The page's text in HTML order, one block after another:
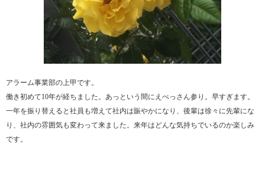
アラーム事業部の上甲です。
働き初めて10年が経ちました。あっという間にえべっさん参り。早すぎます。
一年を振り替えると社員も増えて社内は賑やかになり、後輩は徐々に先輩にな
り、社内の雰囲気も変わって来ました。来年はどんな気持ちでいるのか楽しみ
です。